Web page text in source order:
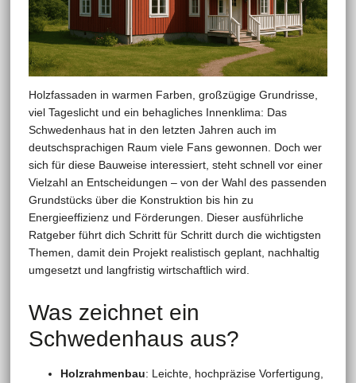
Holzfassaden in warmen Farben, großzügige Grundrisse,
viel Tageslicht und ein behagliches Innenklima: Das
Schwedenhaus hat in den letzten Jahren auch im
deutschsprachigen Raum viele Fans gewonnen. Doch wer
sich für diese Bauweise interessiert, steht schnell vor einer
Vielzahl an Entscheidungen – von der Wahl des passenden
Grundstücks über die Konstruktion bis hin zu
Energieeffizienz und Förderungen. Dieser ausführliche
Ratgeber führt dich Schritt für Schritt durch die wichtigsten
Themen, damit dein Projekt realistisch geplant, nachhaltig
umgesetzt und langfristig wirtschaftlich wird.
Was zeichnet ein
Schwedenhaus aus?
Holzrahmenbau: Leichte, hochpräzise Vorfertigung,